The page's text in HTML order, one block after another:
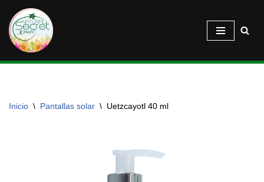
Saltar
al
contenido
Inicio \ Pantallas solar \ Uetzcayotl 40 ml